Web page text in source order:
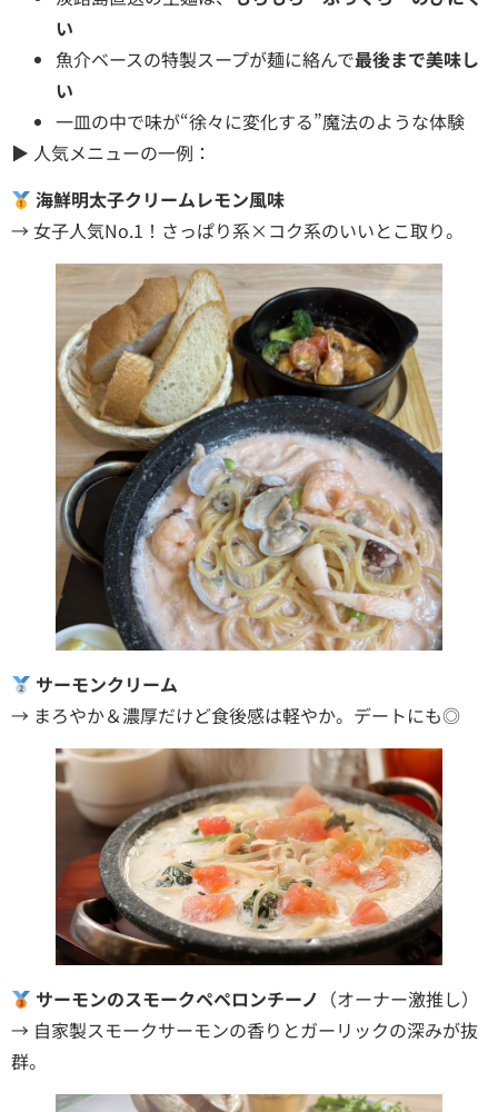
い
魚介ベースの特製スープが麺に絡んで最後まで美味し
い
一皿の中で味が“徐々に変化する”魔法のような体験
▶ 人気メニューの一例：
海鮮明太子クリームレモン風味
→ 女子人気No.1！さっぱり系×コク系のいいとこ取り。
サーモンクリーム
→ まろやか＆濃厚だけど食後感は軽やか。デートにも◎
サーモンのスモークペペロンチーノ （オーナー激推し）
→ 自家製スモークサーモンの香りとガーリックの深みが抜
群。